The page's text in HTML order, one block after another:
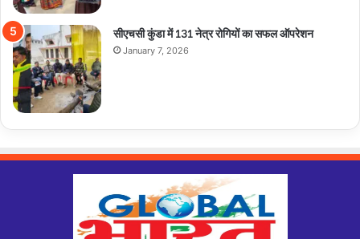
सीएचसी कुंडा में 131 नेत्र रोगियों का सफल ऑपरेशन
January 7, 2026